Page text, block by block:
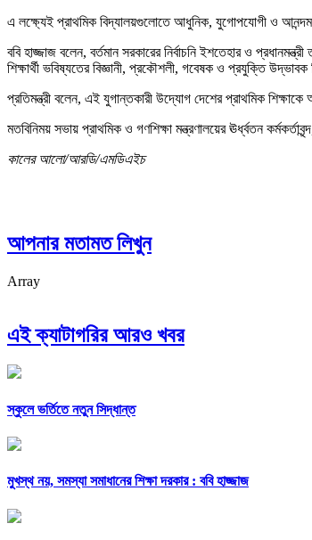
এ লক্ষ্যেই প্রাথমিক বিদ্যালয়গুলোতে আধুনিক, যুগোপযোগী ও আনন্দময়
ববি হাজ্জাজ বলেন, বর্তমান সরকারের নির্বাচনি ইশতেহার ও
শিক্ষার্থী ভবিষ্যতের বিজ্ঞানী, প্রকৌশলী, গবেষক ও প্রযুক্তি
প্রতিমন্ত্রী বলেন, এই যুগান্তকারী উদ্যোগ দেশের প্রাথমিক
মতবিনিময় সভায় প্রাথমিক ও গণশিক্ষা মন্ত্রণালয়ের ঊর্ধ্বতন
কালের আলো/আরডি/এমডিএইচ
আপনার মতামত লিখুন
Array
এই ক্যাটাগরির আরও খবর
স্কুলে ভর্তিতে নতুন সিদ্ধান্ত
মুখস্থ নয়, সমস্যা সমাধানের শিক্ষা দরকার : ববি হাজ্জাজ